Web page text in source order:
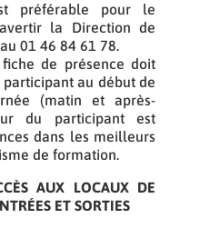
préférable pour le
la Direction de
01 46 84 61 78.
de présence doit
au début de
(matin et après-
du participant est
dans les meilleurs
de formation.
AUX LOCAUX DE
ET SORTIES